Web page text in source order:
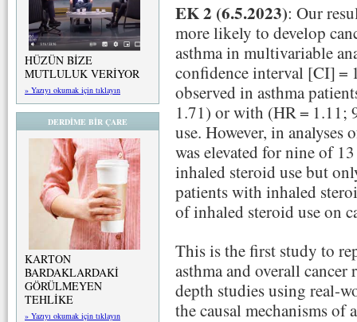
HÜZÜN BİZE
MUTLULUK VERİYOR
» Yazıyı okumak için tıklayın
DERDİME BİR ÇARE
KARTON
BARDAKLARDAKİ
GÖRÜLMEYEN
TEHLİKE
» Yazıyı okumak için tıklayın
EK 2 (6.5.2023): Our
more likely to develop
asthma in multivariable
confidence interval [CI] =
observed in asthma
1.71) or with (HR = 1.11;
use. However, in analyses
was elevated for nine of
inhaled steroid use but
patients with inhaled
of inhaled steroid use on
This is the first study to
asthma and overall
depth studies using real-
the causal mechanisms of